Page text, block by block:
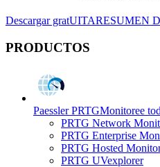
Descargar gratUITARESUMEN
PRODUCTOS
Paessler PRTGMonitoree
PRTG Network
PRTG Enterprise
PRTG Hosted
PRTG UVexplorer